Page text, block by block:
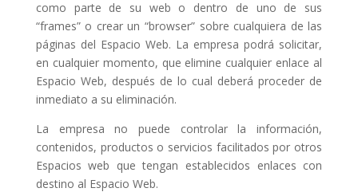
como parte de su web o dentro de uno de sus
“frames” o crear un “browser” sobre cualquiera de las
páginas del Espacio Web. La empresa podrá solicitar,
en cualquier momento, que elimine cualquier enlace al
Espacio Web, después de lo cual deberá proceder de
inmediato a su eliminación.
La empresa no puede controlar la información,
contenidos, productos o servicios facilitados por otros
Espacios web que tengan establecidos enlaces con
destino al Espacio Web.